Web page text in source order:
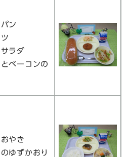
ン
ラダ
ベーコンの
やき
ゆずかおり